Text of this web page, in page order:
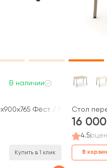
В наличии
Фёст / First
Купить в 1 клик
Стол
16 000
4.5
В